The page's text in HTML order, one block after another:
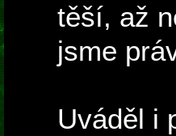
těší, až
jsme
Uváděl i